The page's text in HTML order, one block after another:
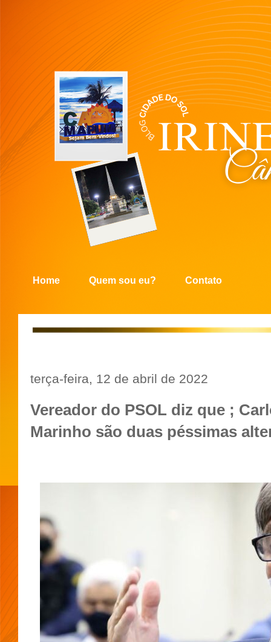
Home Quem sou eu? Contato
terça-feira, 12 de abril de 2022
Vereador do PSOL diz que ;
Marinho são duas péssimas